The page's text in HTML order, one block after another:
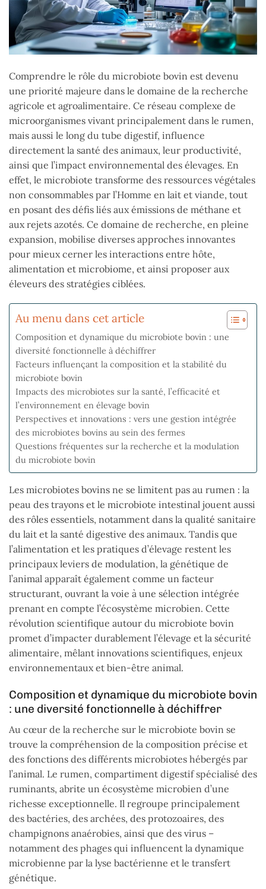
Comprendre le rôle du microbiote bovin est devenu
une priorité majeure dans le domaine de la recherche
agricole et agroalimentaire. Ce réseau complexe de
microorganismes vivant principalement dans le rumen,
mais aussi le long du tube digestif, influence
directement la santé des animaux, leur productivité,
ainsi que l’impact environnemental des élevages. En
effet, le microbiote transforme des ressources végétales
non consommables par l’Homme en lait et viande, tout
en posant des défis liés aux émissions de méthane et
aux rejets azotés. Ce domaine de recherche, en pleine
expansion, mobilise diverses approches innovantes
pour mieux cerner les interactions entre hôte,
alimentation et microbiome, et ainsi proposer aux
éleveurs des stratégies ciblées.
Au menu dans cet article
Composition et dynamique du microbiote bovin : une
diversité fonctionnelle à déchiffrer
Facteurs influençant la composition et la stabilité du
microbiote bovin
Impacts des microbiotes sur la santé, l’efficacité et
l’environnement en élevage bovin
Perspectives et innovations : vers une gestion intégrée
des microbiotes bovins au sein des fermes
Questions fréquentes sur la recherche et la modulation
du microbiote bovin
Les microbiotes bovins ne se limitent pas au rumen : la
peau des trayons et le microbiote intestinal jouent aussi
des rôles essentiels, notamment dans la qualité sanitaire
du lait et la santé digestive des animaux. Tandis que
l’alimentation et les pratiques d’élevage restent les
principaux leviers de modulation, la génétique de
l’animal apparaît également comme un facteur
structurant, ouvrant la voie à une sélection intégrée
prenant en compte l’écosystème microbien. Cette
révolution scientifique autour du microbiote bovin
promet d’impacter durablement l’élevage et la sécurité
alimentaire, mêlant innovations scientifiques, enjeux
environnementaux et bien-être animal.
Composition et dynamique du microbiote bovin
: une diversité fonctionnelle à déchiffrer
Au cœur de la recherche sur le microbiote bovin se
trouve la compréhension de la composition précise et
des fonctions des différents microbiotes hébergés par
l’animal. Le rumen, compartiment digestif spécialisé des
ruminants, abrite un écosystème microbien d’une
richesse exceptionnelle. Il regroupe principalement
des bactéries, des archées, des protozoaires, des
champignons anaérobies, ainsi que des virus –
notamment des phages qui influencent la dynamique
microbienne par la lyse bactérienne et le transfert
génétique.